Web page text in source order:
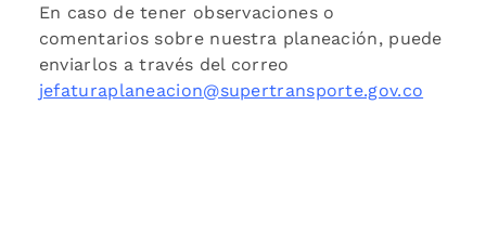
En caso de tener observaciones o
comentarios sobre nuestra planeación, puede
enviarlos a través del correo
jefaturaplaneacion@supertransporte.gov.co